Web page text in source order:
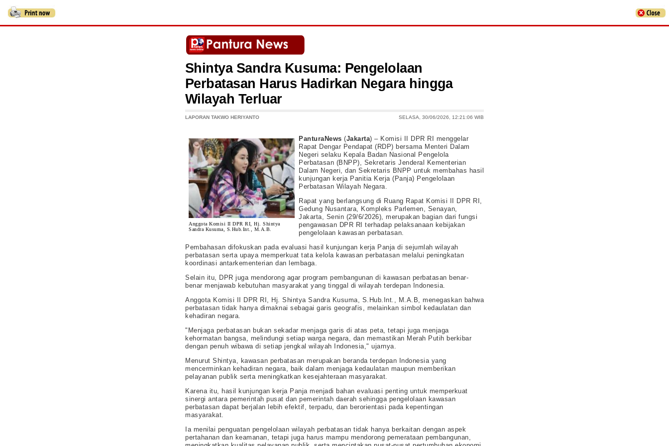
Shintya Sandra Kusuma: Pengelolaan
Perbatasan Harus Hadirkan Negara hingga
Wilayah Terluar
LAPORAN TAKWO HERIYANTO SELASA, 30/06/2026, 12:21:06 WIB
Anggota Komisi II DPR RI, Hj. Shintya
Sandra Kusuma, S.Hub.Int., M.A.B.
PanturaNews (Jakarta) – Komisi II DPR RI menggelar
Rapat Dengar Pendapat (RDP) bersama Menteri Dalam
Negeri selaku Kepala Badan Nasional Pengelola
Perbatasan (BNPP), Sekretaris Jenderal Kementerian
Dalam Negeri, dan Sekretaris BNPP untuk membahas hasil
kunjungan kerja Panitia Kerja (Panja) Pengelolaan
Perbatasan Wilayah Negara.
Rapat yang berlangsung di Ruang Rapat Komisi II DPR RI,
Gedung Nusantara, Kompleks Parlemen, Senayan,
Jakarta, Senin (29/6/2026), merupakan bagian dari fungsi
pengawasan DPR RI terhadap pelaksanaan kebijakan
pengelolaan kawasan perbatasan.
Pembahasan difokuskan pada evaluasi hasil kunjungan kerja Panja di sejumlah wilayah
perbatasan serta upaya memperkuat tata kelola kawasan perbatasan melalui peningkatan
koordinasi antarkementerian dan lembaga.
Selain itu, DPR juga mendorong agar program pembangunan di kawasan perbatasan benar-
benar menjawab kebutuhan masyarakat yang tinggal di wilayah terdepan Indonesia.
Anggota Komisi II DPR RI, Hj. Shintya Sandra Kusuma, S.Hub.Int., M.A.B, menegaskan bahwa
perbatasan tidak hanya dimaknai sebagai garis geografis, melainkan simbol kedaulatan dan
kehadiran negara.
"Menjaga perbatasan bukan sekadar menjaga garis di atas peta, tetapi juga menjaga
kehormatan bangsa, melindungi setiap warga negara, dan memastikan Merah Putih berkibar
dengan penuh wibawa di setiap jengkal wilayah Indonesia," ujarnya.
Menurut Shintya, kawasan perbatasan merupakan beranda terdepan Indonesia yang
mencerminkan kehadiran negara, baik dalam menjaga kedaulatan maupun memberikan
pelayanan publik serta meningkatkan kesejahteraan masyarakat.
Karena itu, hasil kunjungan kerja Panja menjadi bahan evaluasi penting untuk memperkuat
sinergi antara pemerintah pusat dan pemerintah daerah sehingga pengelolaan kawasan
perbatasan dapat berjalan lebih efektif, terpadu, dan berorientasi pada kepentingan
masyarakat.
Ia menilai penguatan pengelolaan wilayah perbatasan tidak hanya berkaitan dengan aspek
pertahanan dan keamanan, tetapi juga harus mampu mendorong pemerataan pembangunan,